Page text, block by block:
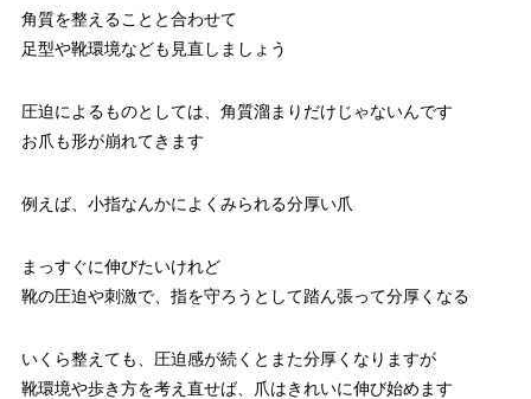
角質を整えることと合わせて
足型や靴環境なども見直しましょう
圧迫によるものとしては、角質溜まりだけじゃないんです
お爪も形が崩れてきます
例えば、小指なんかによくみられる分厚い爪
まっすぐに伸びたいけれど
靴の圧迫や刺激で、指を守ろうとして踏ん張って分厚くなる
いくら整えても、圧迫感が続くとまた分厚くなりますが
靴環境や歩き方を考え直せば、爪はきれいに伸び始めます